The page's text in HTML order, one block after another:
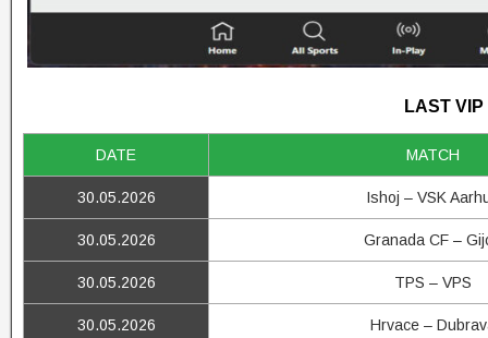
LAST
DATE MATCH
30.05.2026 Ishoj – VSK
30.05.2026 Granada CF –
30.05.2026 TPS – VPS
30.05.2026 Hrvace –